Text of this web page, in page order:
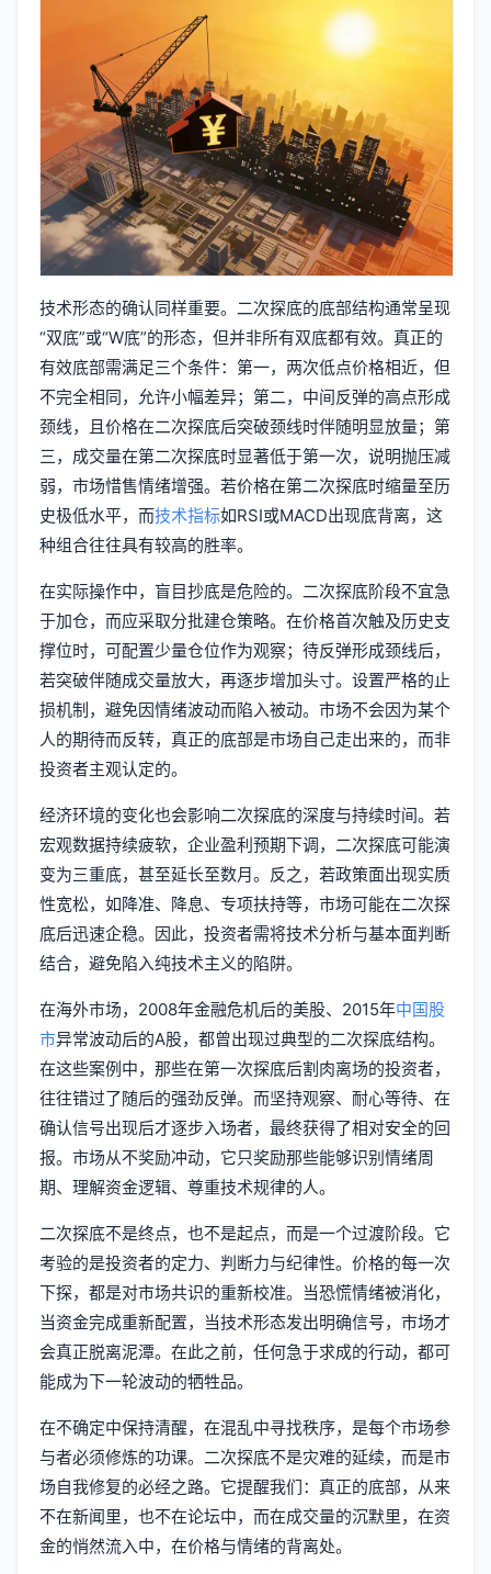
技术形态的确认同样重要。二次探底的底部结构通常呈现
“双底”或“W底”的形态，但并非所有双底都有效。真正的
有效底部需满足三个条件：第一，两次低点价格相近，但
不完全相同，允许小幅差异；第二，中间反弹的高点形成
颈线，且价格在二次探底后突破颈线时伴随明显放量；第
三，成交量在第二次探底时显著低于第一次，说明抛压减
弱，市场惜售情绪增强。若价格在第二次探底时缩量至历
史极低水平，而技术指标如RSI或MACD出现底背离，这
种组合往往具有较高的胜率。
在实际操作中，盲目抄底是危险的。二次探底阶段不宜急
于加仓，而应采取分批建仓策略。在价格首次触及历史支
撑位时，可配置少量仓位作为观察；待反弹形成颈线后，
若突破伴随成交量放大，再逐步增加头寸。设置严格的止
损机制，避免因情绪波动而陷入被动。市场不会因为某个
人的期待而反转，真正的底部是市场自己走出来的，而非
投资者主观认定的。
经济环境的变化也会影响二次探底的深度与持续时间。若
宏观数据持续疲软，企业盈利预期下调，二次探底可能演
变为三重底，甚至延长至数月。反之，若政策面出现实质
性宽松，如降准、降息、专项扶持等，市场可能在二次探
底后迅速企稳。因此，投资者需将技术分析与基本面判断
结合，避免陷入纯技术主义的陷阱。
在海外市场，2008年金融危机后的美股、2015年中国股
市异常波动后的A股，都曾出现过典型的二次探底结构。
在这些案例中，那些在第一次探底后割肉离场的投资者，
往往错过了随后的强劲反弹。而坚持观察、耐心等待、在
确认信号出现后才逐步入场者，最终获得了相对安全的回
报。市场从不奖励冲动，它只奖励那些能够识别情绪周
期、理解资金逻辑、尊重技术规律的人。
二次探底不是终点，也不是起点，而是一个过渡阶段。它
考验的是投资者的定力、判断力与纪律性。价格的每一次
下探，都是对市场共识的重新校准。当恐慌情绪被消化，
当资金完成重新配置，当技术形态发出明确信号，市场才
会真正脱离泥潭。在此之前，任何急于求成的行动，都可
能成为下一轮波动的牺牲品。
在不确定中保持清醒，在混乱中寻找秩序，是每个市场参
与者必须修炼的功课。二次探底不是灾难的延续，而是市
场自我修复的必经之路。它提醒我们：真正的底部，从来
不在新闻里，也不在论坛中，而在成交量的沉默里，在资
金的悄然流入中，在价格与情绪的背离处。